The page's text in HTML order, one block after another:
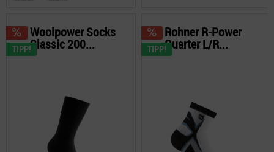
TIPP!
Woolpower Socks
Classic 200... TIPP!
Rohner R-Power
Quarter L/R...